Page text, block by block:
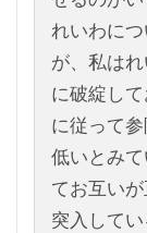
れいわに
が、私は
に破綻し
に従って
低いとみ
てお互い
突入して